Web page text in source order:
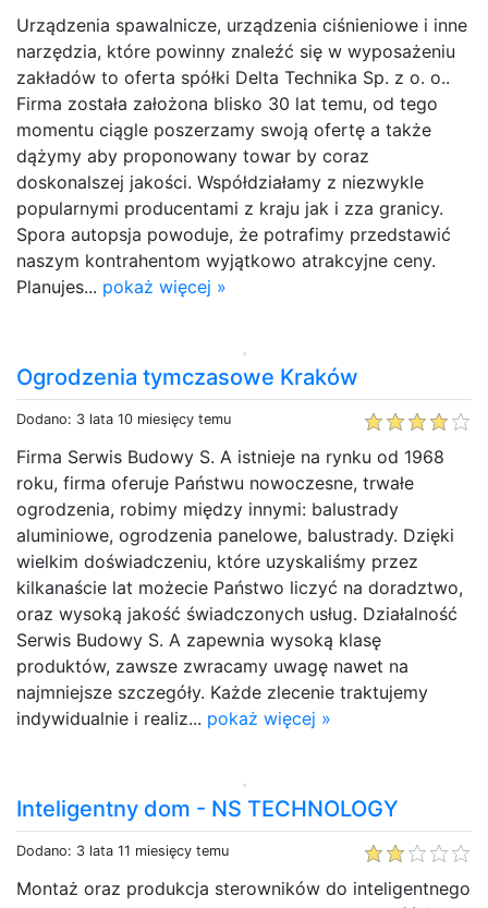
Urządzenia spawalnicze, urządzenia ciśnieniowe i inne
narzędzia, które powinny znaleźć się w wyposażeniu
zakładów to oferta spółki Delta Technika Sp. z o. o..
Firma została założona blisko 30 lat temu, od tego
momentu ciągle poszerzamy swoją ofertę a także
dążymy aby proponowany towar by coraz
doskonalszej jakości. Współdziałamy z niezwykle
popularnymi producentami z kraju jak i zza granicy.
Spora autopsja powoduje, że potrafimy przedstawić
naszym kontrahentom wyjątkowo atrakcyjne ceny.
Planujes... pokaż więcej »
Ogrodzenia tymczasowe Kraków
Dodano: 3 lata 10 miesięcy temu
Firma Serwis Budowy S. A istnieje na rynku od 1968
roku, firma oferuje Państwu nowoczesne, trwałe
ogrodzenia, robimy między innymi: balustrady
aluminiowe, ogrodzenia panelowe, balustrady. Dzięki
wielkim doświadczeniu, które uzyskaliśmy przez
kilkanaście lat możecie Państwo liczyć na doradztwo,
oraz wysoką jakość świadczonych usług. Działalność
Serwis Budowy S. A zapewnia wysoką klasę
produktów, zawsze zwracamy uwagę nawet na
najmniejsze szczegóły. Każde zlecenie traktujemy
indywidualnie i realiz... pokaż więcej »
Inteligentny dom - NS TECHNOLOGY
Dodano: 3 lata 11 miesięcy temu
Montaż oraz produkcja sterowników do inteligentnego